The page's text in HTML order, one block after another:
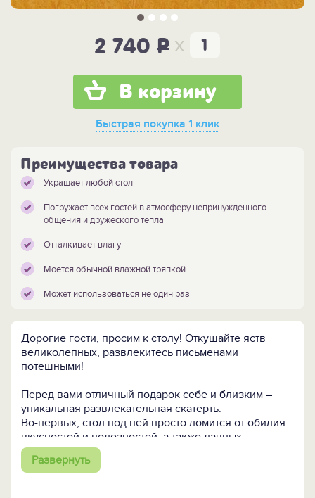
2 740 P x
В корзину
Быстрая покупка 1 клик
Преимущества товара
Украшает любой стол
Погружает всех гостей в атмосферу непринужденного
общения и дружеского тепла
Отталкивает влагу
Моется обычной влажной тряпкой
Может использоваться не один раз
Дорогие гости, просим к столу! Откушайте яств
великолепных, развлекитесь письменами
потешными!
Перед вами отличный подарок себе и близким –
уникальная развлекательная скатерть.
Во-первых, стол под ней просто ломится от обилия
вкусностей и полезностей, а также дачных
витаминов.
А во-вторых, только на этой скатерти вы найдете
Развернуть